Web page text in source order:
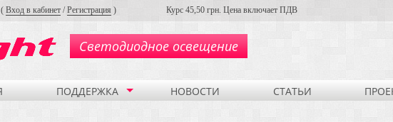
Вход в кабинет /Регистрация ) Курс 45,50 грн. Цена включает ПДВ
Светодиодное освещение
ПОДДЕРЖКА НОВОСТИ СТАТЬИ